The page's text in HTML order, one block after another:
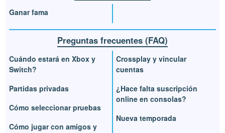
Ganar fama
Preguntas frecuentes (FAQ)
Cuándo estará en Xbox y
Switch?
Partidas privadas
Cómo seleccionar pruebas
Cómo jugar con amigos y
Crossplay y vincular
cuentas
¿Hace falta suscripción
online en consolas?
Nueva temporada